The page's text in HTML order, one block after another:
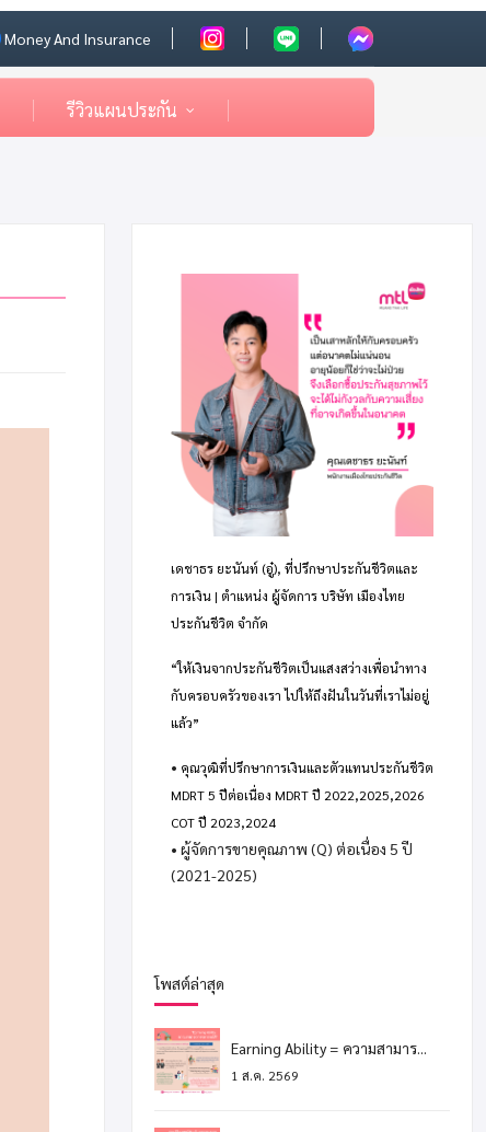
Money And Insurance
รีวิวแผนประกัน
เดชาธร ยะนันท์ (อู๋), ที่ปรึกษาประกันชีวิตและ
การเงิน | ตำแหน่ง ผู้จัดการ บริษัท เมืองไทย
ประกันชีวิต จำกัด
“ให้เงินจากประกันชีวิตเป็นแสงสว่างเพื่อนำทาง
กับครอบครัวของเรา ไปให้ถึงฝันในวันที่เราไม่อยู่
แล้ว”
• คุณวุฒิที่ปรึกษาการเงินและตัวแทนประกันชีวิต
MDRT 5 ปีต่อเนื่อง MDRT ปี 2022,2025,2026
COT ปี 2023,2024
• ผู้จัดการขายคุณภาพ (Q) ต่อเนื่อง 5 ปี
(2021-2025)
โพสต์ล่าสุด
Earning Ability = ความสามาร...
1 ส.ค. 2569